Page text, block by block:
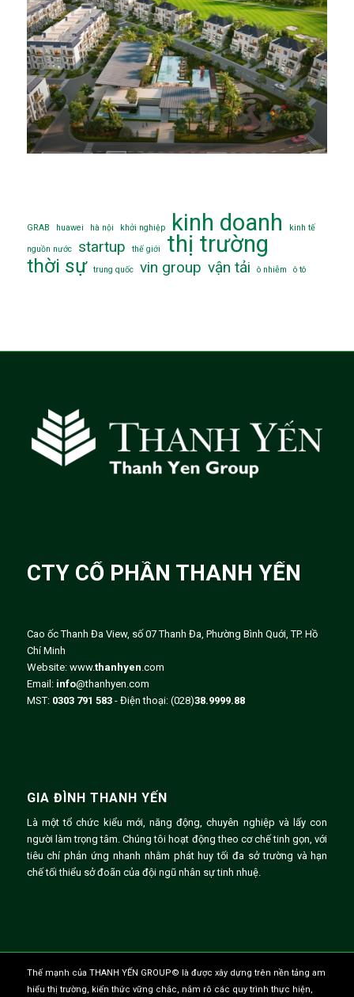
GRAB huawei hà nội khởi nghiệp kinh doanh kinh tế
nguồn nước startup thế giới thị trường
thời sự trung quốc vin group vận tải ô nhiễm ô tô
CTY CỔ PHẦN THANH YẾN
Cao ốc Thanh Đa View, số 07 Thanh Đa, Phường Bình Quới, TP. Hồ
Chí Minh
Website: www.thanhyen .com
Email: info@thanhyen.com
MST: 0303 791 583- Điện thoại: (028)38.9999.88
GIA ĐÌNH THANH YẾN
Là một tổ chức kiểu mới, năng động, chuyên nghiệp và lấy con
người làm trọng tâm. Chúng tôi hoạt động theo cơ chế tinh gọn, với
tiêu chí phản ứng nhanh nhằm phát huy tối đa sở trường và hạn
chế tối thiểu sở đoãn của đội ngũ nhân sự tinh nhuệ.
Thế mạnh của THANH YẾN GROUP© là được xây dựng trên nền tảng am
hiểu thị trường, kiến thức vững chắc, nắm rõ các quy trình thực hiện,